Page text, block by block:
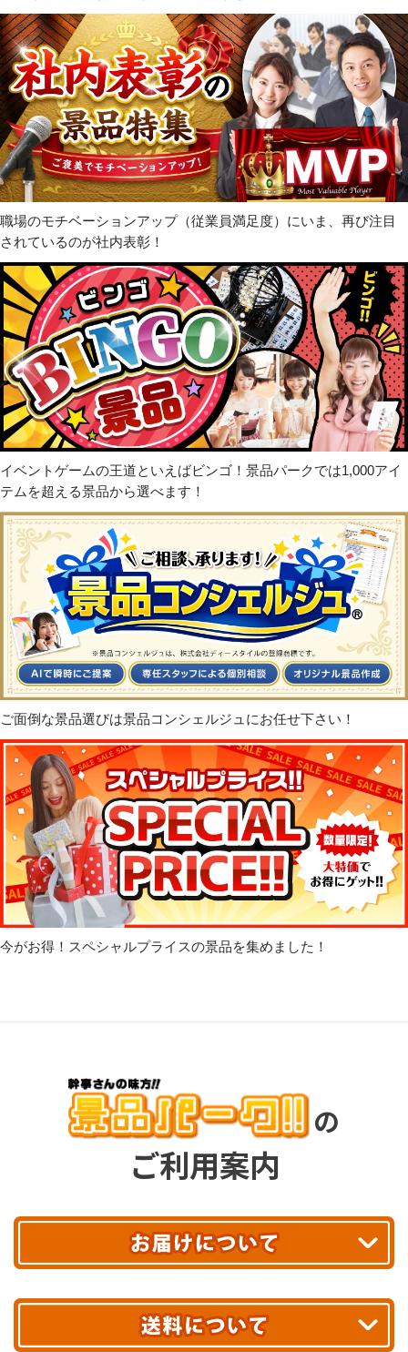
職場のモチベーションアップ（従業員満足度）にいま、再び注目
されているのが社内表彰！
イベントゲームの王道といえばビンゴ！景品パークでは1,000アイ
テムを超える景品から選べます！
ご面倒な景品選びは景品コンシェルジュにお任せ下さい！
今がお得！スペシャルプライスの景品を集めました！
の
ご利用案内
最短翌日お届け!